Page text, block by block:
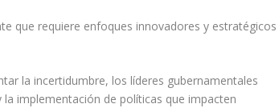
que requiere enfoques innovadores y estratégicos
la incertidumbre, los líderes gubernamentales
implementación de políticas que impacten